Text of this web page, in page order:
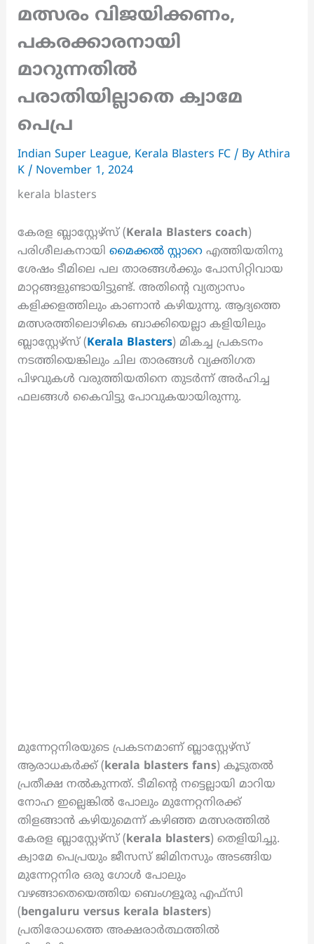
മത്സരം വിജയിക്കണം,
പകരക്കാരനായി
മാറുന്നതിൽ
പരാതിയില്ലാതെ ക്വാമേ
പെപ്ര
Indian Super League, Kerala Blasters FC/ By Athira
K / November 1, 2024
kerala blasters
കേരള ബ്ലാസ്റ്റേഴ്‌സ് (Kerala Blasters coach)
പരിശീലകനായി മൈക്കൽ സ്റ്റാറെ എത്തിയതിനു
ശേഷം ടീമിലെ പല താരങ്ങൾക്കും പോസിറ്റിവായ
മാറ്റങ്ങളുണ്ടായിട്ടുണ്ട്. അതിന്റെ വ്യത്യാസം
കളിക്കളത്തിലും കാണാൻ കഴിയുന്നു. ആദ്യത്തെ
മത്സരത്തിലൊഴികെ ബാക്കിയെല്ലാ കളിയിലും
ബ്ലാസ്റ്റേഴ്‌സ് (Kerala Blasters) മികച്ച പ്രകടനം
നടത്തിയെങ്കിലും ചില താരങ്ങൾ വ്യക്തിഗത
പിഴവുകൾ വരുത്തിയതിനെ തുടർന്ന് അർഹിച്ച
ഫലങ്ങൾ കൈവിട്ടു പോവുകയായിരുന്നു.
മുന്നേറ്റനിരയുടെ പ്രകടനമാണ് ബ്ലാസ്റ്റേഴ്‌സ്
ആരാധകർക്ക് (kerala blasters fans) കൂടുതൽ
പ്രതീക്ഷ നൽകുന്നത്. ടീമിന്റെ നട്ടെല്ലായി മാറിയ
നോഹ ഇല്ലെങ്കിൽ പോലും മുന്നേറ്റനിരക്ക്
തിളങ്ങാൻ കഴിയുമെന്ന് കഴിഞ്ഞ മത്സരത്തിൽ
കേരള ബ്ലാസ്റ്റേഴ്‌സ് (kerala blasters) തെളിയിച്ചു.
ക്വാമേ പെപ്രയും ജീസസ് ജിമിനസും അടങ്ങിയ
മുന്നേറ്റനിര ഒരു ഗോൾ പോലും
വഴങ്ങാതെയെത്തിയ ബെംഗളൂരു എഫ്‌സി
(bengaluru versus kerala blasters)
പ്രതിരോധത്തെ അക്ഷരാർത്ഥത്തിൽ